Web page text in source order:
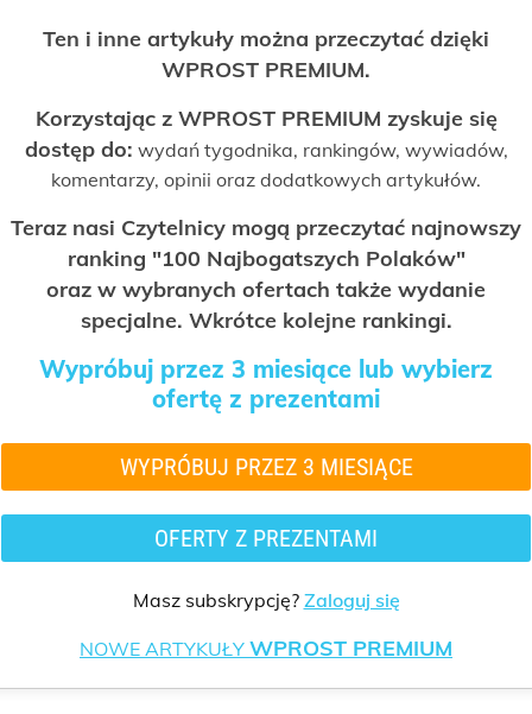
Ten i inne artykuły można przeczytać dzięki
WPROST PREMIUM.
Korzystając z WPROST PREMIUM zyskuje się
dostęp do: wydań tygodnika, rankingów, wywiadów,
komentarzy, opinii oraz dodatkowych artykułów.
Teraz nasi Czytelnicy mogą przeczytać najnowszy
ranking "100 Najbogatszych Polaków"
oraz w wybranych ofertach także wydanie
specjalne. Wkrótce kolejne rankingi.
Wypróbuj przez 3 miesiące lub wybierz
ofertę z prezentami
WYPRÓBUJ PRZEZ 3 MIESIĄCE
OFERTY Z PREZENTAMI
Masz subskrypcję? Zaloguj się
NOWE ARTYKUŁY WPROST PREMIUM